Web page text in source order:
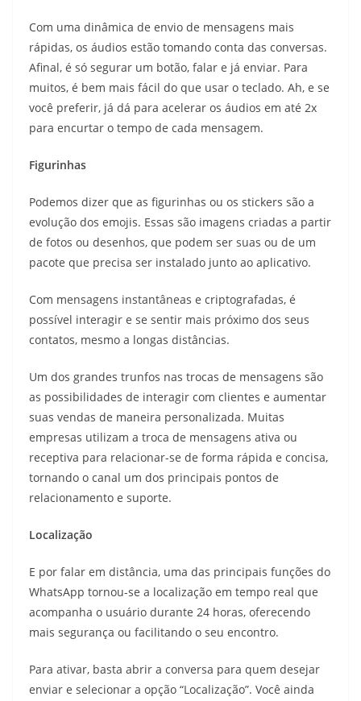
Com uma dinâmica de envio de mensagens mais
rápidas, os áudios estão tomando conta das conversas.
Afinal, é só segurar um botão, falar e já enviar. Para
muitos, é bem mais fácil do que usar o teclado. Ah, e se
você preferir, já dá para acelerar os áudios em até 2x
para encurtar o tempo de cada mensagem.
Figurinhas
Podemos dizer que as figurinhas ou os stickers são a
evolução dos emojis. Essas são imagens criadas a partir
de fotos ou desenhos, que podem ser suas ou de um
pacote que precisa ser instalado junto ao aplicativo.
Com mensagens instantâneas e criptografadas, é
possível interagir e se sentir mais próximo dos seus
contatos, mesmo a longas distâncias.
Um dos grandes trunfos nas trocas de mensagens são
as possibilidades de interagir com clientes e aumentar
suas vendas de maneira personalizada. Muitas
empresas utilizam a troca de mensagens ativa ou
receptiva para relacionar-se de forma rápida e concisa,
tornando o canal um dos principais pontos de
relacionamento e suporte.
Localização
E por falar em distância, uma das principais funções do
WhatsApp tornou-se a localização em tempo real que
acompanha o usuário durante 24 horas, oferecendo
mais segurança ou facilitando o seu encontro.
Para ativar, basta abrir a conversa para quem desejar
enviar e selecionar a opção “Localização”. Você ainda